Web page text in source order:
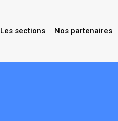
Les sections Nos partenaires